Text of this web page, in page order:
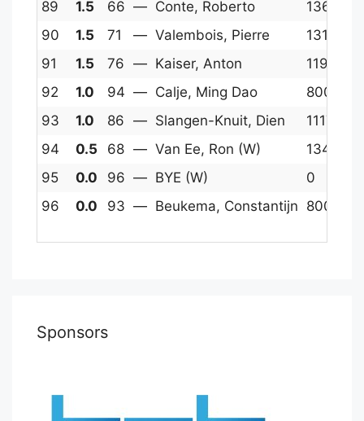
89
1.5 66 — Conte, Roberto 1368
90
1.5 71 — Valembois, Pierre 1316
91
1.5 76 — Kaiser, Anton 1192
92
1.0 94 — Calje, Ming Dao 800
93
1.0 86 — Slangen-Knuit, Dien 1117
94
0.5 68 — Van Ee, Ron (W) 1347
95
0.0 96 — BYE (W) 0
96
0.0 93 — Beukema, Constantijn 800
Sponsors